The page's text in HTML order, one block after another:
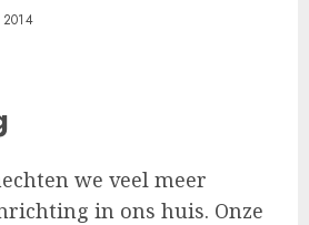
we veel meer
in ons huis. Onze